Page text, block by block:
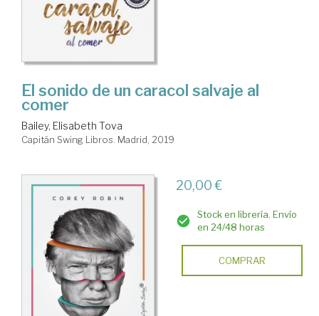
El sonido de un caracol salvaje al
comer
Bailey, Elisabeth Tova
Capitán Swing Libros. Madrid, 2019
20,00 €
Stock en librería. Envío
en 24/48 horas
COMPRAR